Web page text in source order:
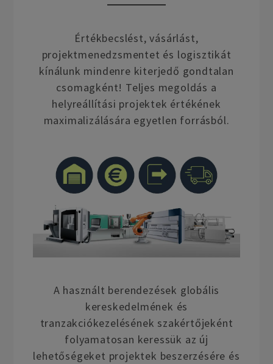
Értékbecslést, vásárlást,
projektmenedzsmentet és logisztikát
kínálunk mindenre kiterjedő gondtalan
csomagként! Teljes megoldás a
helyreállítási projektek értékének
maximalizálására egyetlen forrásból.
A használt berendezések globális
kereskedelmének és
tranzakciókezelésének szakértőjeként
folyamatosan keressük az új
lehetőségeket projektek beszerzésére és